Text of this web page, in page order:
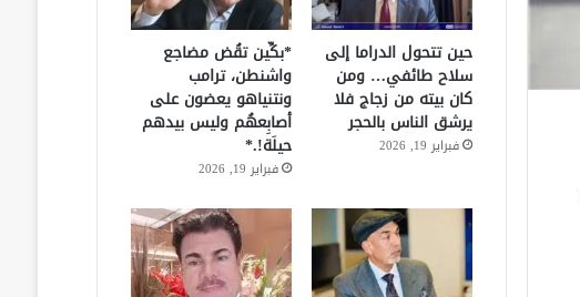
حين تتحول الدراما إلى
سلاح طائفي… ومن
كان بيته من زجاج فلا
يرشق الناس بالحجر
فبراير 19, 2026
*بكِّين تقُض مضاجع
واشنطن، ترامب
ونتنياهو يعضون على
أصابِعهُم وليس بيدهم
حيلَة!.*
فبراير 19, 2026